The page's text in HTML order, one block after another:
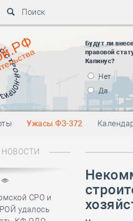
Поиск
Будут ли
правовой
Капинус?
Нет
Да
Ужасы ФЗ-372
СРО и
удалось